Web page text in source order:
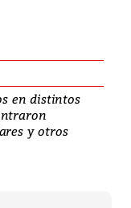
en distintos
y otros